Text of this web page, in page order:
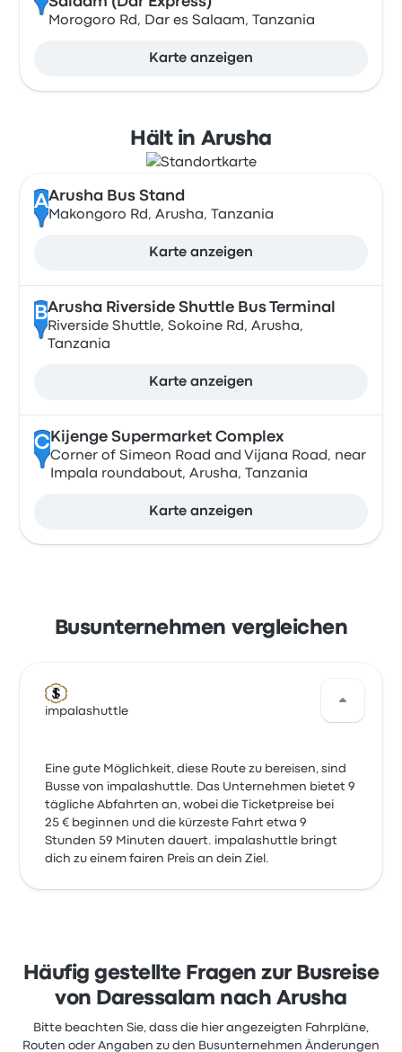
Morogoro Rd, Dar es Salaam, Tanzania
Karte anzeigen
Hält in Arusha
AArusha Bus Stand
Makongoro Rd, Arusha, Tanzania
Karte anzeigen
BArusha Riverside Shuttle Bus Terminal
Riverside Shuttle, Sokoine Rd, Arusha,
Tanzania
Karte anzeigen
CKijenge Supermarket Complex
Corner of Simeon Road and Vijana Road, near
Impala roundabout, Arusha, Tanzania
Karte anzeigen
Busunternehmen vergleichen
impalashuttle
Eine gute Möglichkeit, diese Route zu bereisen, sind
Busse von impalashuttle. Das Unternehmen bietet 9
tägliche Abfahrten an, wobei die Ticketpreise bei
25 € beginnen und die kürzeste Fahrt etwa 9
Stunden 59 Minuten dauert. impalashuttle bringt
dich zu einem fairen Preis an dein Ziel.
Häufig gestellte Fragen zur Busreise
von Daressalam nach Arusha
Bitte beachten Sie, dass die hier angezeigten Fahrpläne,
Routen oder Angaben zu den Busunternehmen Änderungen